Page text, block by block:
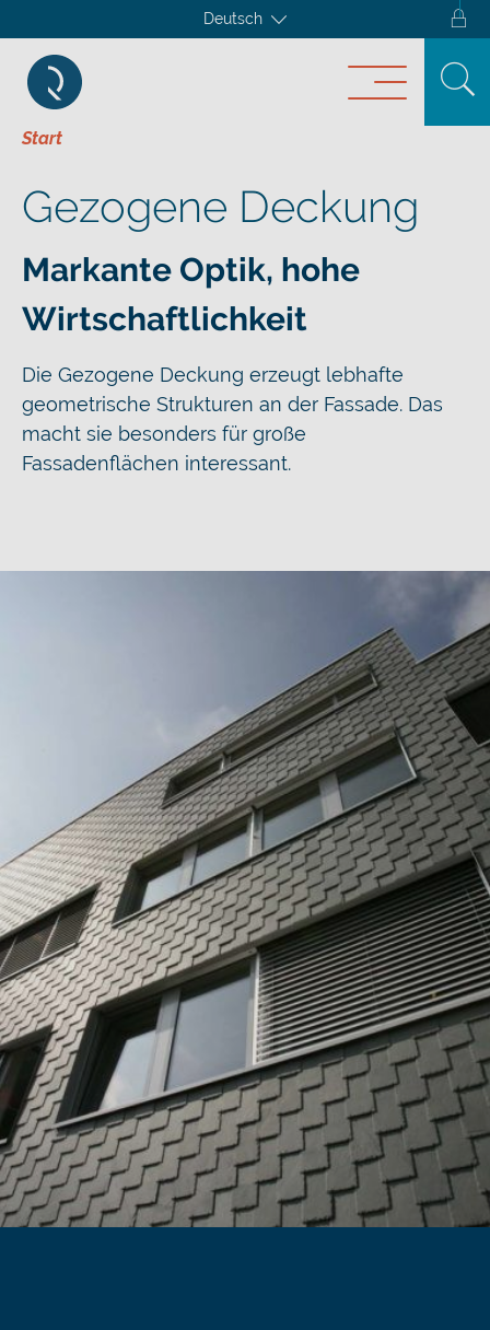
Deutsch
Start
Gezogene Deckung
Markante Optik, hohe
Wirtschaftlichkeit
Die Gezogene Deckung erzeugt lebhafte
geometrische Strukturen an der Fassade. Das
macht sie besonders für große
Fassadenflächen interessant.